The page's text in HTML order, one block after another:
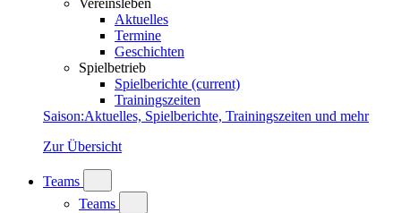
Vereinsleben
Aktuelles
Termine
Geschichten
Spielbetrieb
Spielberichte (current)
Trainingszeiten
Saison:Aktuelles, Spielberichte, Trainingszeiten und mehr
Zur Übersicht
Teams
Teams